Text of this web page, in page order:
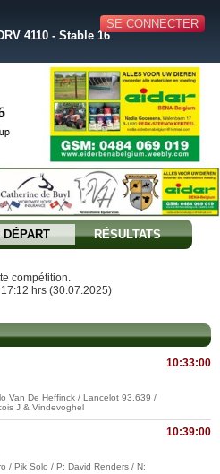
SE CONNECTER
4110 - Stable 16
RÉSULTATS
compétition.
hrs (30.07.2025)
10:33:00
Van De Heffinck / Lancelot 93.639 /
J & Vindevoghel
10:39:00
/ Pik Solo / P: David Renders / N: